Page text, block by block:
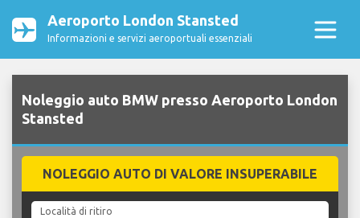
Aeroporto London Stansted
Informazioni e servizi aeroportuali essenziali
Noleggio auto BMW presso Aeroporto London
Stansted
NOLEGGIO AUTO DI VALORE INSUPERABILE
Località di ritiro